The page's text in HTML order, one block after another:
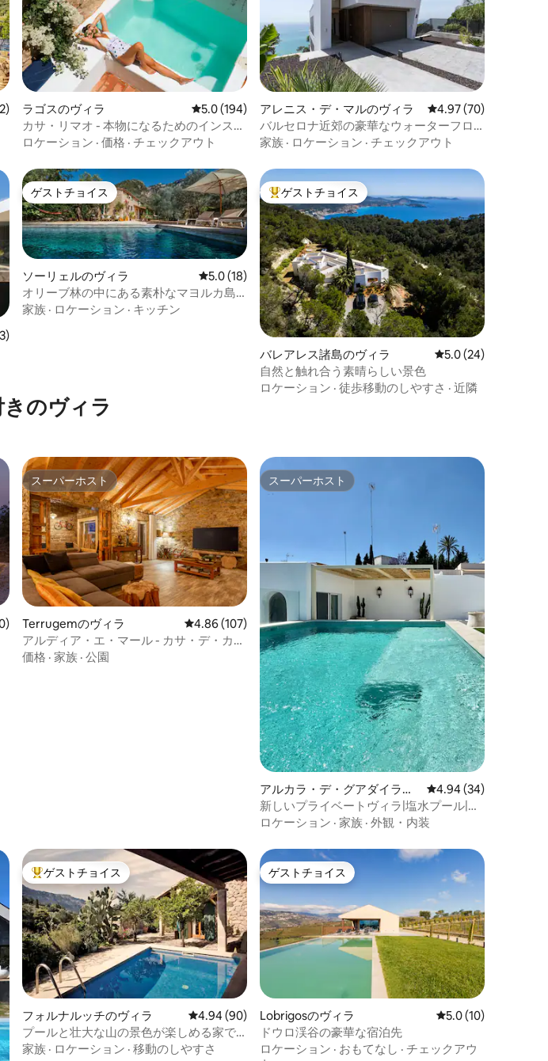
件、5つ星中4.92つ星の平均評価
ラゴスのヴィラ レビュー194件、5つ星中5.0つ星の平均評価
5.0 (194)
カサ・リマオ - 本物になるためのインスピ
レーション
ロケーション · 価格 · チェックアウト
アレニス・デ・マルのヴィラ レビュー70件、5つ星
4.97 (70)
バルセロナ近郊の豪華なウォーターフロ
ントヴィラ
家族 · ロケーション · チェックアウト
3件、5つ星中5.0つ星の平均評価
ゲストチョイス
ゲストチョイス
ソーリェルのヴィラ レビュー18件、5つ星中5.0つ星の平均評価
5.0 (18)
オリーブ林の中にある素朴なマヨルカ島
の家で絶景を楽しもう
家族 · ロケーション · キッチン
大好評のゲストチョイスです。
ゲストチョイス
バレアレス諸島のヴィラ レビュー24件、5つ
5.0 (24)
自然と触れ合う素晴らしい景色
ロケーション · 徒歩移動のしやすさ · 近隣
のヴィラ
件、5つ星中5.0つ星の平均評価
スーパーホスト
スーパーホスト
Terrugemのヴィラ レビュー107件、5つ星中4.86つ星の平均評価
4.86 (107)
アルディア・エ・マール - カサ・デ・カン
ポ
価格 · 家族 · 公園
スーパーホスト
スーパーホスト
アルカラ・デ・グアダイラの
ヴィラ
レビュー34件、5つ星
4.94 (34)
新しいプライベートヴィラ|塩水プール|サ
ンルーム|3ベッドルーム|6人
ロケーション · 家族 · 外観・内装
大好評のゲストチョイスです。
ゲストチョイス
フォルナルッチのヴィラ レビュー90件、5つ星中4.94つ星の平均評価
4.94 (90)
プールと壮大な山の景色が楽しめる家で
す。
家族 · ロケーション · 移動のしやすさ
ゲストチョイス
ゲストチョイス
Lobrigosのヴィラ レビュー10件、5つ
5.0 (10)
ドウロ渓谷の豪華な宿泊先
ロケーション · おもてなし · チェックアウ